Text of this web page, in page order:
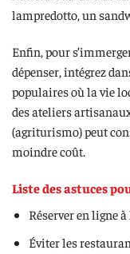
lampredotto, un
Enfin, pour
dépenser, intégrez
populaires où la vie
des ateliers
(agriturismo) peut
moindre coût.
Liste des astuces
Réserver en ligne
Éviter les